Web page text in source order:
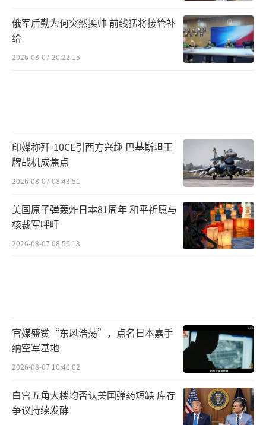
俄军后勤为何突然换帅 前线猛将接管补
给
2026-08-07 20:22:15
印媒称歼-10CE引西方兴趣 巴基斯坦王
牌战机成焦点
2026-08-07 08:43:51
美国原子弹轰炸日本81周年 和平祈愿与
核裁军呼吁
2026-08-07 08:56:13
官媒盛赞“东风浩荡”，点名日本嘉手
纳空军基地
2026-08-07 10:40:02
白宫五角大楼均否认美国弹药短缺 库存
争议持续发酵